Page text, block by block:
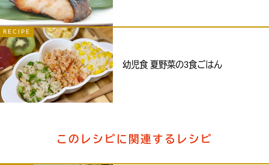
RECIPE
幼児食 夏野菜の3食ごはん
このレシピに関連するレシピ